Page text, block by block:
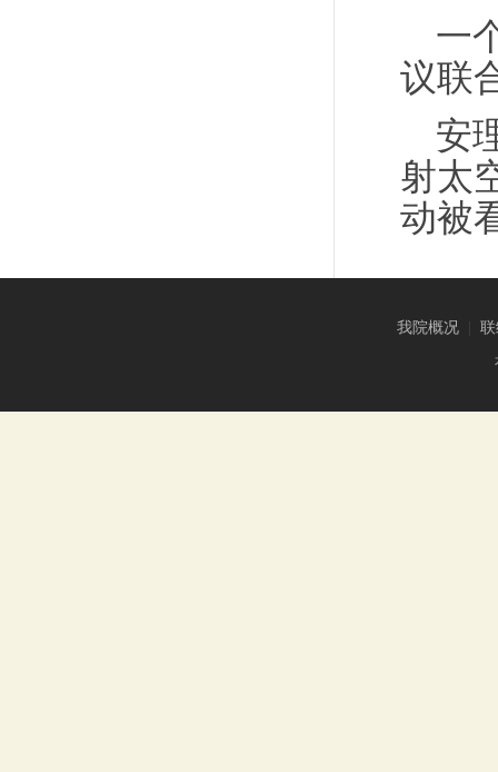
一
议联
安
射太
动被
我院概况